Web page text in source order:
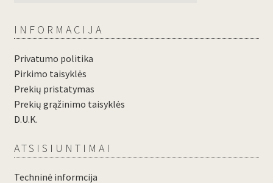
INFORMACIJA
Privatumo politika
Pirkimo taisyklės
Prekių pristatymas
Prekių grąžinimo taisyklės
D.U.K.
ATSISIUNTIMAI
Techninė informcija